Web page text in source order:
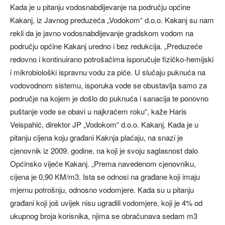
Kada je u pitanju vodosnabdijevanje na području općine
Kakanj, iz Javnog preduzeća „Vodokom“ d.o.o. Kakanj su nam
rekli da je javno vodosnabdijevanje gradskom vodom na
području općine Kakanj uredno i bez redukcija. „Preduzeće
redovno i kontinuirano potrošačima isporučuje fizičko-hemijski
i mikrobiološki ispravnu vodu za piće. U slučaju puknuća na
vodovodnom sistemu, isporuka vode se obustavlja samo za
područje na kojem je došlo do puknuća i sanacija te ponovno
puštanje vode se obavi u najkraćem roku“, kaže Haris
Veispahić, direktor JP „Vodokom“ d.o.o. Kakanj. Kada je u
pitanju cijena koju građani Kaknja plaćaju, na snazi je
cjenovnik iz 2009. godine, na koji je svoju saglasnost dalo
Općinsko vijeće Kakanj. „Prema navedenom cjenovniku,
cijena je 0,90 KM/m3. Ista se odnosi na građane koji imaju
mjernu potrošnju, odnosno vodomjere. Kada su u pitanju
građani koji još uvijek nisu ugradili vodomjere, koji je 4% od
ukupnog broja korisnika, njima se obračunava sedam m3